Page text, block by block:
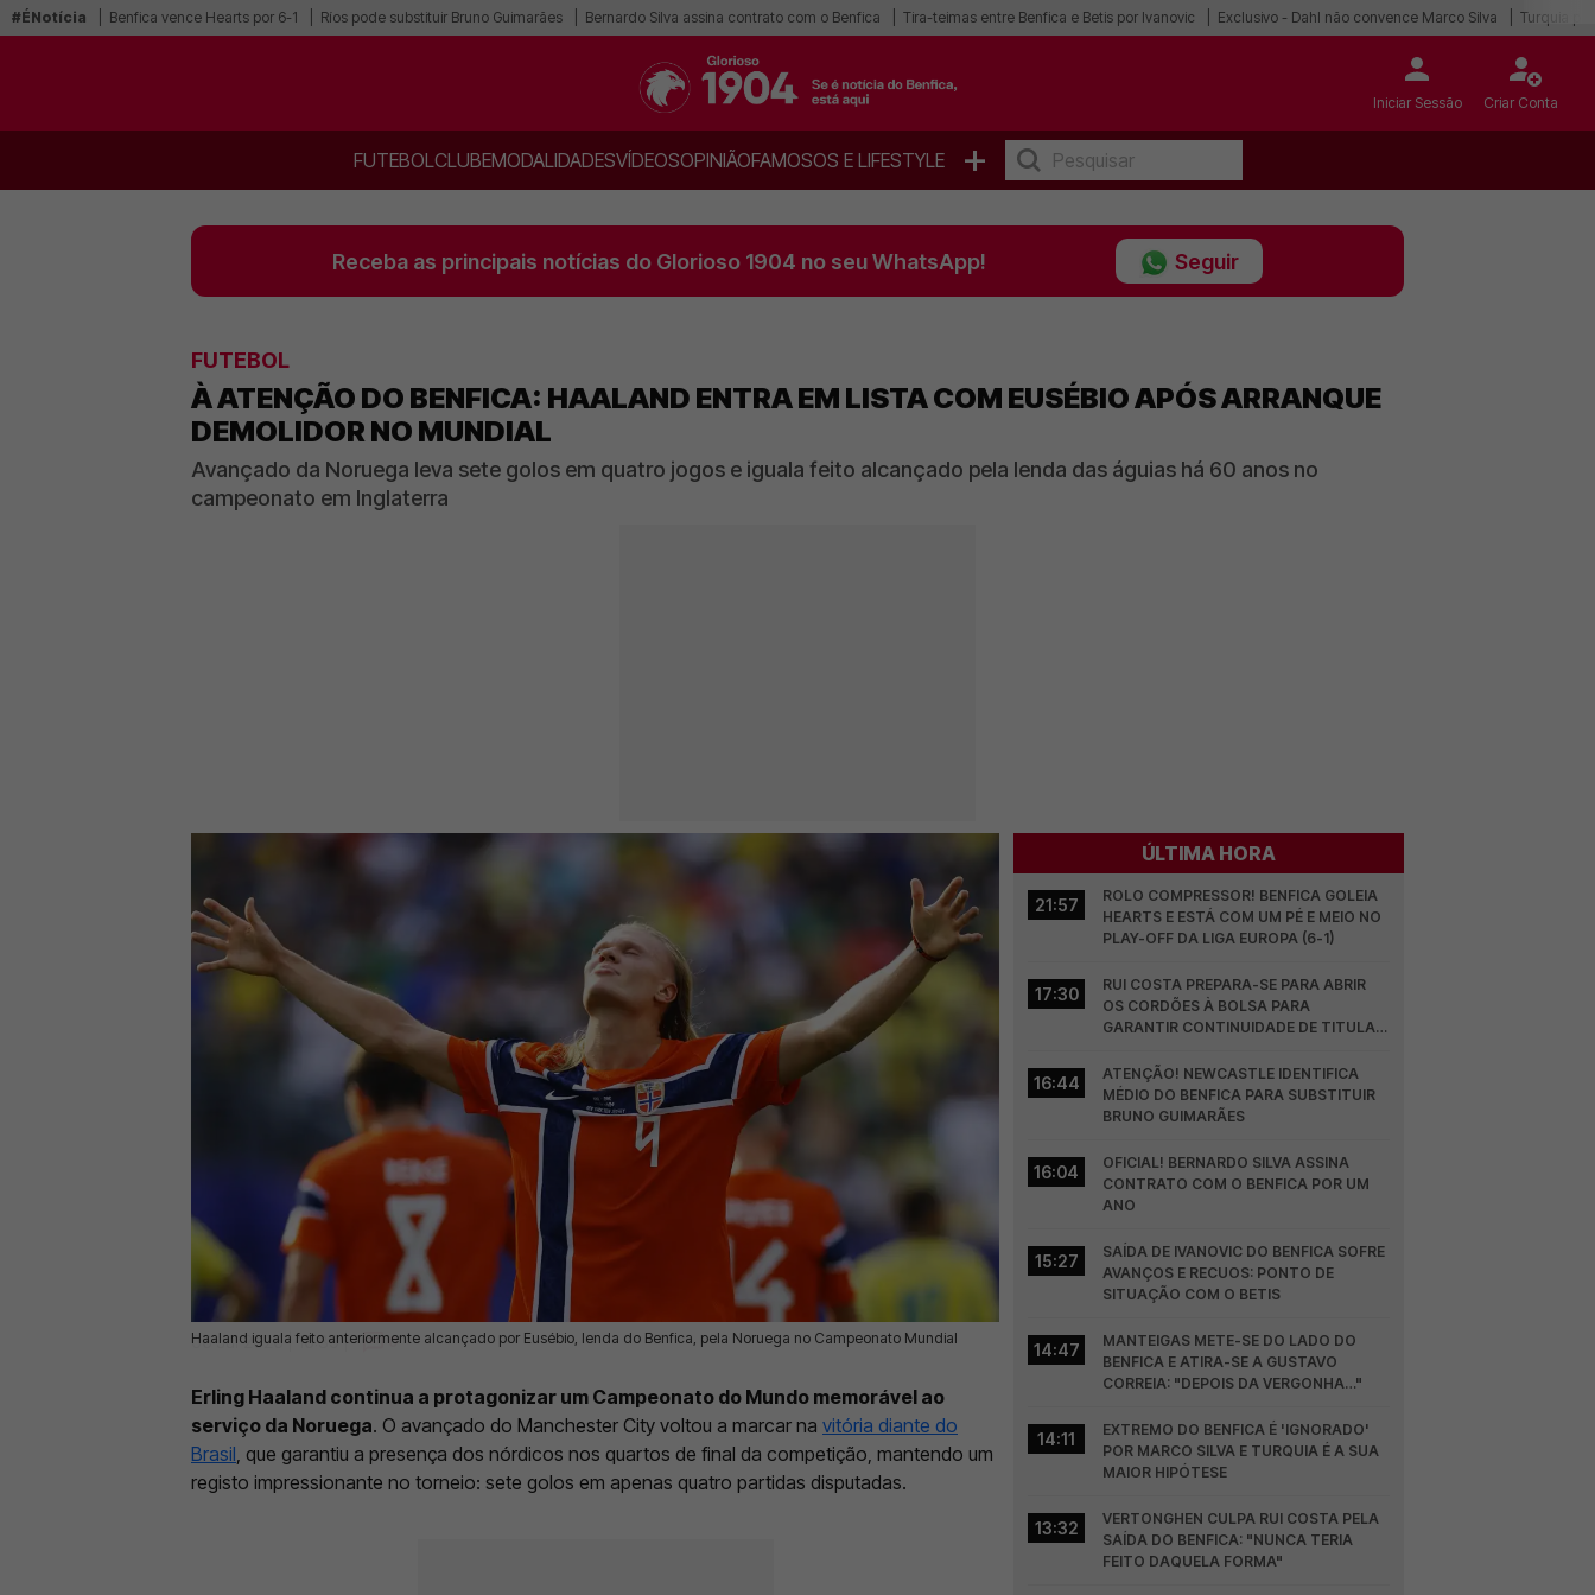
#ÉNotícia Benfica vence Hearts por 6-1 Ríos pode substituir Bruno Guimarães Bernardo Silva assina contrato com o Benfica Tira-teimas entre Benfica e Betis por Ivanovic Exclusivo - Dahl não convence Marco Silva Turquia
Iniciar Sessão Criar Conta
FUTEBOLCLUBEMODALIDADESVÍDEOSOPINIÃOFAMOSOS E LIFESTYLE +
Receba as principais notícias do Glorioso 1904 no seu WhatsApp! Seguir
FUTEBOL
À ATENÇÃO DO BENFICA: HAALAND ENTRA EM LISTA COM EUSÉBIO APÓS ARRANQUE
DEMOLIDOR NO MUNDIAL
Avançado da Noruega leva sete golos em quatro jogos e iguala feito alcançado pela lenda das águias há 60 anos no
campeonato em Inglaterra
Haaland iguala feito anteriormente alcançado por Eusébio, lenda do Benfica, pela Noruega no Campeonato Mundial
06 Jul 2026 | 16:39 | 0
Erling Haaland continua a protagonizar um Campeonato do Mundo memorável ao
serviço da Noruega. O avançado do Manchester City voltou a marcar na vitória diante do
Brasil , que garantiu a presença dos nórdicos nos quartos de final da competição, mantendo um
registo impressionante no torneio: sete golos em apenas quatro partidas disputadas.
ÚLTIMA HORA
21:57
ROLO COMPRESSOR! BENFICA GOLEIA
HEARTS E ESTÁ COM UM PÉ E MEIO NO
PLAY-OFF DA LIGA EUROPA (6-1)
17:30
RUI COSTA PREPARA-SE PARA ABRIR
OS CORDÕES À BOLSA PARA
GARANTIR CONTINUIDADE DE TITULAR
16:44
ATENÇÃO! NEWCASTLE IDENTIFICA
MÉDIO DO BENFICA PARA SUBSTITUIR
BRUNO GUIMARÃES
16:04
OFICIAL! BERNARDO SILVA ASSINA
CONTRATO COM O BENFICA POR UM
ANO
15:27
SAÍDA DE IVANOVIC DO BENFICA SOFRE
AVANÇOS E RECUOS: PONTO DE
SITUAÇÃO COM O BETIS
14:47
MANTEIGAS METE-SE DO LADO DO
BENFICA E ATIRA-SE A GUSTAVO
CORREIA: "DEPOIS DA VERGONHA…"
14:11
EXTREMO DO BENFICA É 'IGNORADO'
POR MARCO SILVA E TURQUIA É A SUA
MAIOR HIPÓTESE
13:32
VERTONGHEN CULPA RUI COSTA PELA
SAÍDA DO BENFICA: "NUNCA TERIA
FEITO DAQUELA FORMA"